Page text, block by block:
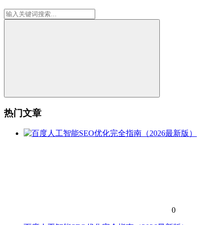
热门文章
0